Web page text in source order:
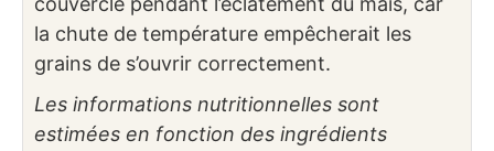
la chute de température empêcherait les
grains de s’ouvrir correctement.
Les informations nutritionnelles sont
estimées en fonction des ingrédients